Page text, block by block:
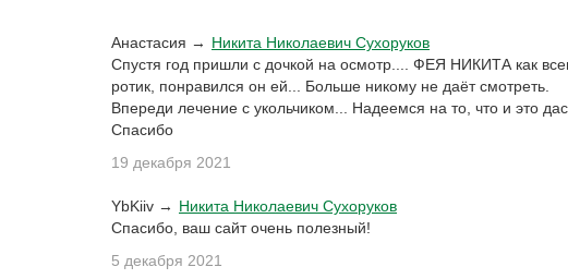
Анастасия → Никита Николаевич Сухоруков
Спустя год пришли с дочкой на осмотр.... ФЕЯ НИКИТА как
ротик, понравился он ей... Больше никому не даёт смотреть.
Впереди лечение с укольчиком... Надеемся на то, что и это
Спасибо
19 декабря 2021
YbKiiv → Никита Николаевич Сухоруков
Спасибо, ваш сайт очень полезный!
5 декабря 2021